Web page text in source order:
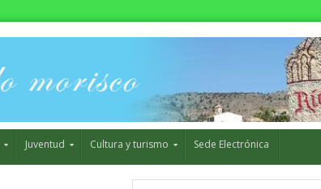
Juventud Cultura y turismo Sede Electrónica